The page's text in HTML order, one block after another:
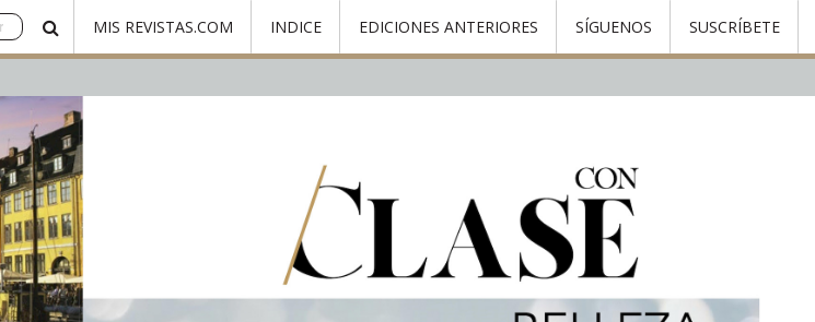
MIS REVISTAS.COM INDICE EDICIONES ANTERIORES SÍGUENOS SUSCRÍBETE